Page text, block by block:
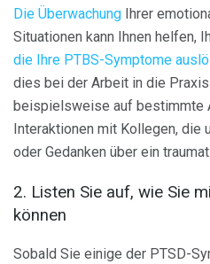
Die Überwachung Ihrer
Situationen kann Ihnen helfen,
die Ihre PTBS-Symptome
dies bei der Arbeit in die Praxis
beispielsweise auf bestimmte
Interaktionen mit Kollegen, die
oder Gedanken über ein
2. Listen Sie auf, wie Sie
können
Sobald Sie einige der PTSD-